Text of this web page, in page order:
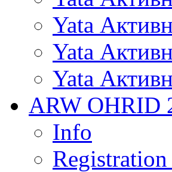
Yata
Yata
Yata
ARW OHRID
Info